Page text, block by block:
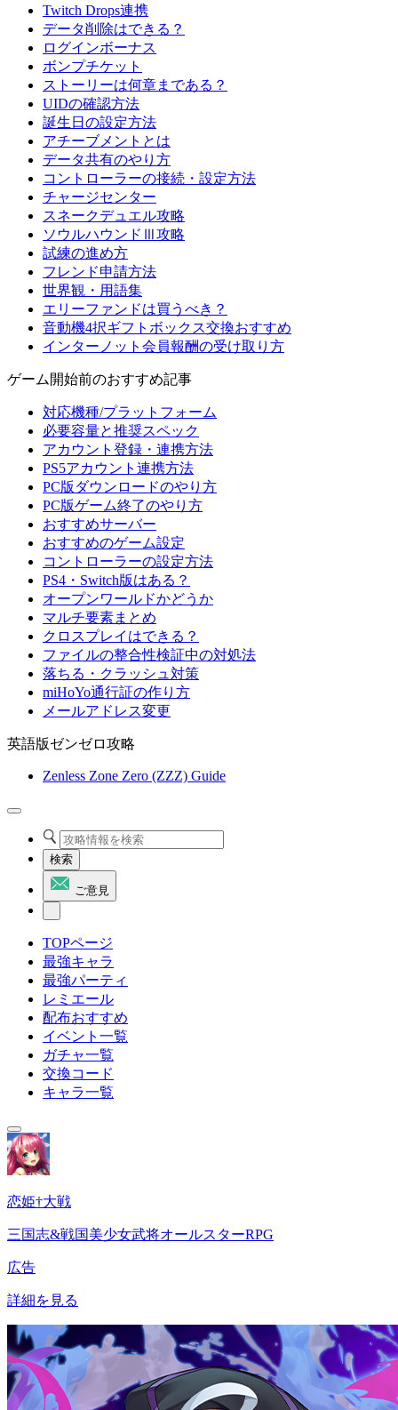
Twitch Drops連携
データ削除はできる？
ログインボーナス
ボンプチケット
ストーリーは何章まである？
UIDの確認方法
誕生日の設定方法
アチーブメントとは
データ共有のやり方
コントローラーの接続・設定方法
チャージセンター
スネークデュエル攻略
ソウルハウンドⅢ攻略
試練の進め方
フレンド申請方法
世界観・用語集
エリーファンドは買うべき？
音動機4択ギフトボックス交換おすすめ
インターノット会員報酬の受け取り方
ゲーム開始前のおすすめ記事
対応機種/プラットフォーム
必要容量と推奨スペック
アカウント登録・連携方法
PS5アカウント連携方法
PC版ダウンロードのやり方
PC版ゲーム終了のやり方
おすすめサーバー
おすすめのゲーム設定
コントローラーの設定方法
PS4・Switch版はある？
オープンワールドかどうか
マルチ要素まとめ
クロスプレイはできる？
ファイルの整合性検証中の対処法
落ちる・クラッシュ対策
miHoYo通行証の作り方
メールアドレス変更
英語版ゼンゼロ攻略
Zenless Zone Zero (ZZZ) Guide
検索
ご意見
TOPページ
最強キャラ
最強パーティ
レミエール
配布おすすめ
イベント一覧
ガチャ一覧
交換コード
キャラ一覧
恋姫†大戦
三国志&戦国美少女武将オールスターRPG
広告
詳細を見る